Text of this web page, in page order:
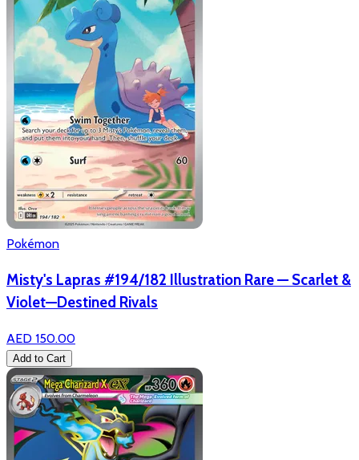
Pokémon
Misty's Lapras #194/182 Illustration Rare — Scarlet &
Violet—Destined Rivals
AED 150.00
Add to Cart